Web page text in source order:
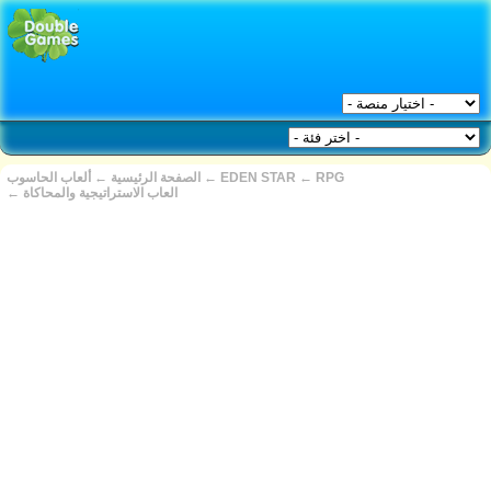
الصفحة الرئيسية ← ألعاب الحاسوب ← EDEN STAR ← RPG
← العاب الاستراتيجية والمحاكاة